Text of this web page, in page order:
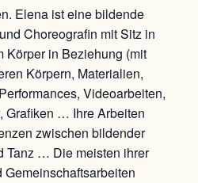
Elena ist eine bildende
Choreografin mit Sitz in
Körper in Beziehung (mit
Körpern, Materialien,
Videoarbeiten,
Grafiken … Ihre Arbeiten
zwischen bildender
Tanz … Die meisten ihrer